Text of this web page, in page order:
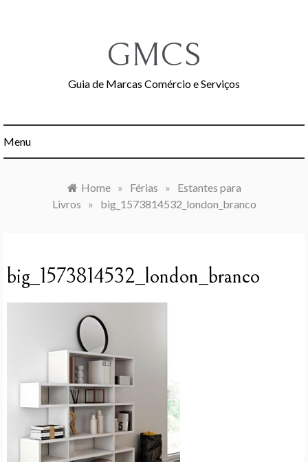
GMCS
Guia de Marcas Comércio e Serviços
Menu
Home » Férias »
Estantes para
Livros
» big_1573814532_london_branco
big_1573814532_london_branco